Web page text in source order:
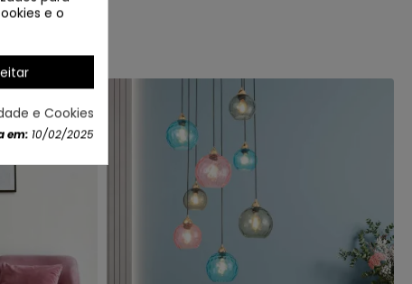
e o
e Cookies
em: 10/02/2025